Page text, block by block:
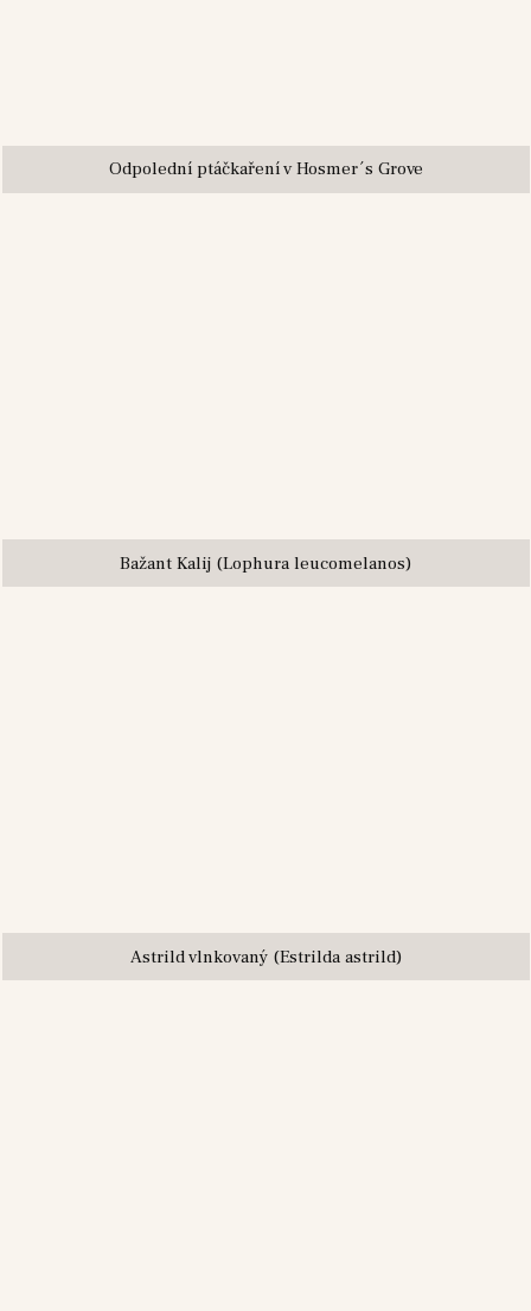
Odpolední ptáčkaření v Hosmer´s Grove
Bažant Kalij (Lophura leucomelanos)
Astrild vlnkovaný (Estrilda astrild)